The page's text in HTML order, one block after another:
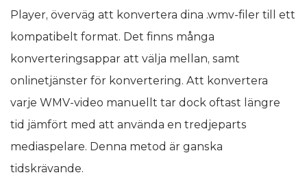
Player, överväg att konvertera dina .wmv-filer till ett
kompatibelt format. Det finns många
konverteringsappar att välja mellan, samt
onlinetjänster för konvertering. Att konvertera
varje WMV-video manuellt tar dock oftast längre
tid jämfört med att använda en tredjeparts
mediaspelare. Denna metod är ganska
tidskrävande.